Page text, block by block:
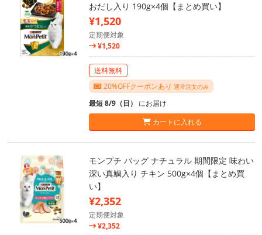
おだし入り 190g×4個【まとめ買い】
¥1,520
定期便対象
¥1,520
送料無料
20%OFFクーポンあり 通常注文のみ
最短 8/9（日） にお届け
カートに入れる
モンプチ バッグ ナチュラル 期間限定 味わい
深い真鯛入り チキン 500g×4個【まとめ買
い】
¥2,352
定期便対象
¥2,352